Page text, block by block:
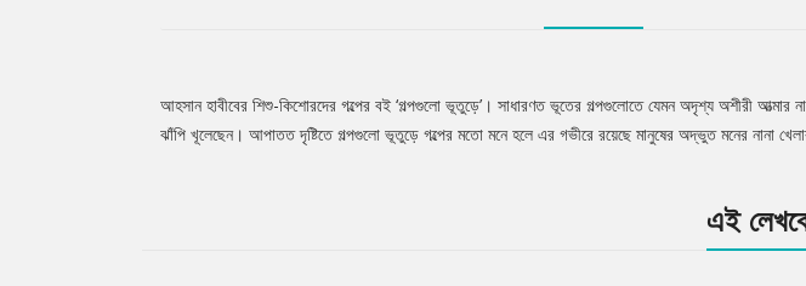
Tab
আহসান হাবীবের শিশু-কিশোরদের গল্পের বই ‘গল্পগুলো ভূতুড়ে’। সাধারণত ভূতের গল্পগুলোতে যেমন অদৃশ্য অশীরী আত্মার
ঝাঁপি খূলেছেন। আপাতত দৃষ্টিতে গল্পগুলো ভূতুড়ে গল্পের মতো মনে হলে এর গভীরে রয়েছে মানুষের অদ্ভুত মনের নানা
এই